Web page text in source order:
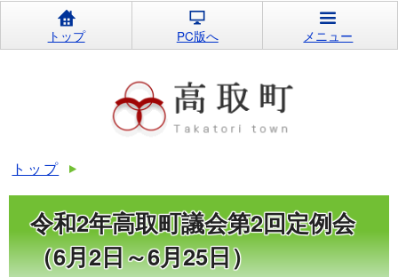
トップ PC版へ メニュー
トップ
令和2年高取町議会第2回定例会
（6月2日～6月25日）